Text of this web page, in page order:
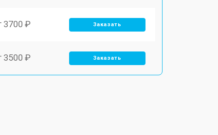
3700 ₽ Заказать
3500 ₽ Заказать